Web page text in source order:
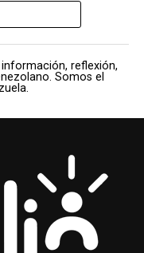
reflexión,
Somos el